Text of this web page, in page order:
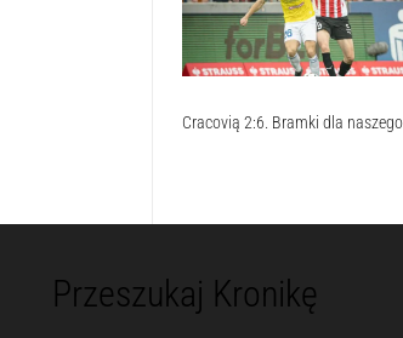
Cracovią 2:6. Bramki dla naszego
Przeszukaj Kronikę